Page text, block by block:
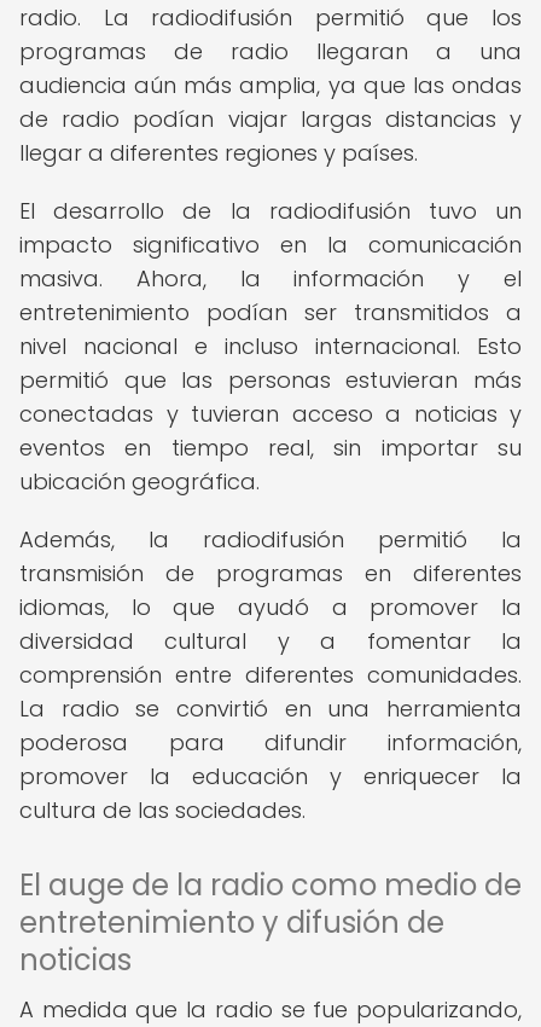
radio. La radiodifusión permitió que los
programas de radio llegaran a una
audiencia aún más amplia, ya que las ondas
de radio podían viajar largas distancias y
llegar a diferentes regiones y países.
El desarrollo de la radiodifusión tuvo un
impacto significativo en la comunicación
masiva. Ahora, la información y el
entretenimiento podían ser transmitidos a
nivel nacional e incluso internacional. Esto
permitió que las personas estuvieran más
conectadas y tuvieran acceso a noticias y
eventos en tiempo real, sin importar su
ubicación geográfica.
Además, la radiodifusión permitió la
transmisión de programas en diferentes
idiomas, lo que ayudó a promover la
diversidad cultural y a fomentar la
comprensión entre diferentes comunidades.
La radio se convirtió en una herramienta
poderosa para difundir información,
promover la educación y enriquecer la
cultura de las sociedades.
El auge de la radio como medio de
entretenimiento y difusión de
noticias
A medida que la radio se fue popularizando,